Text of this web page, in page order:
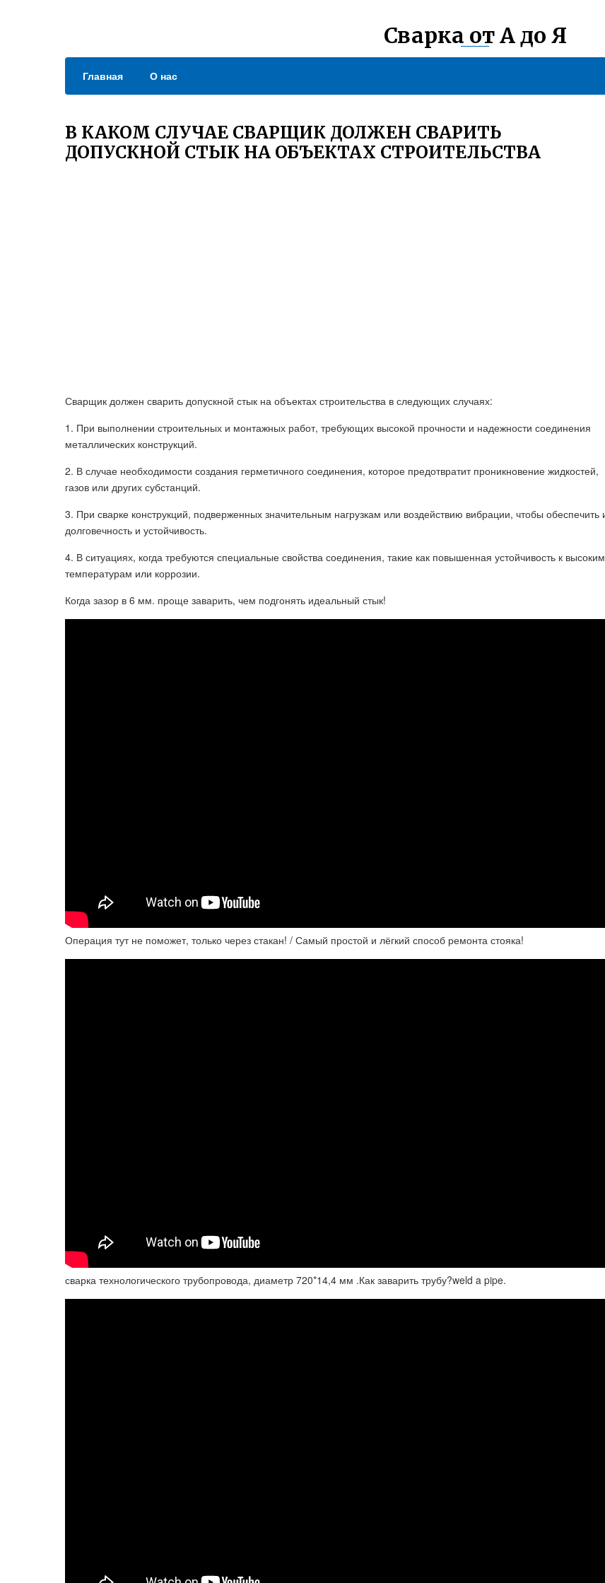
Сварка от А до Я
Главная О нас
В КАКОМ СЛУЧАЕ СВАРЩИК ДОЛЖЕН СВАРИТЬ
ДОПУСКНОЙ СТЫК НА ОБЪЕКТАХ СТРОИТЕЛЬСТВА
Сварщик должен сварить допускной стык на объектах строительства в следующих случаях:
1. При выполнении строительных и монтажных работ, требующих высокой прочности и надежности соединения
металлических конструкций.
2. В случае необходимости создания герметичного соединения, которое предотвратит проникновение жидкостей,
газов или других субстанций.
3. При сварке конструкций, подверженных значительным нагрузкам или воздействию вибрации, чтобы обеспечить
долговечность и устойчивость.
4. В ситуациях, когда требуются специальные свойства соединения, такие как повышенная устойчивость к высоким
температурам или коррозии.
Когда зазор в 6 мм. проще заварить, чем подгонять идеальный стык!
Операция тут не поможет, только через стакан! / Самый простой и лёгкий способ ремонта стояка!
сварка технологического трубопровода, диаметр 720*14,4 мм .Как заварить трубу?weld a pipe.